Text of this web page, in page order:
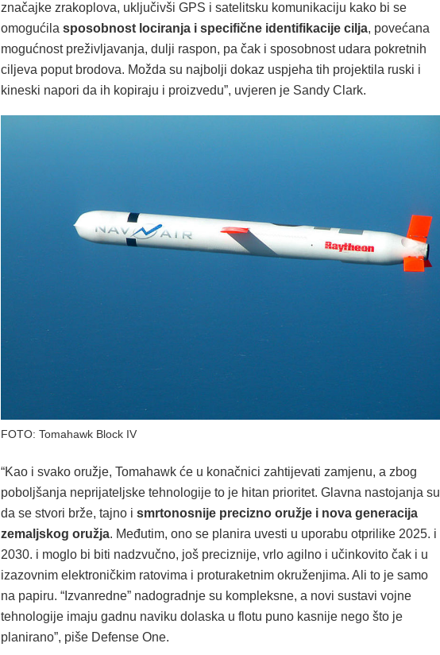
značajke zrakoplova, uključivši GPS i satelitsku komunikaciju kako bi se
omogućila sposobnost lociranja i specifične identifikacije cilja, povećana
mogućnost preživljavanja, dulji raspon, pa čak i sposobnost udara pokretnih
ciljeva poput brodova. Možda su najbolji dokaz uspjeha tih projektila ruski i
kineski napori da ih kopiraju i proizvedu”, uvjeren je Sandy Clark.
FOTO: Tomahawk Block IV
“Kao i svako oružje, Tomahawk će u konačnici zahtijevati zamjenu, a zbog
poboljšanja neprijateljske tehnologije to je hitan prioritet. Glavna nastojanja su
da se stvori brže, tajno i smrtonosnije precizno oružje i nova generacija
zemaljskog oružja. Međutim, ono se planira uvesti u uporabu otprilike 2025. i
2030. i moglo bi biti nadzvučno, još preciznije, vrlo agilno i učinkovito čak i u
izazovnim elektroničkim ratovima i proturaketnim okruženjima. Ali to je samo
na papiru. “Izvanredne” nadogradnje su kompleksne, a novi sustavi vojne
tehnologije imaju gadnu naviku dolaska u flotu puno kasnije nego što je
planirano”, piše Defense One.